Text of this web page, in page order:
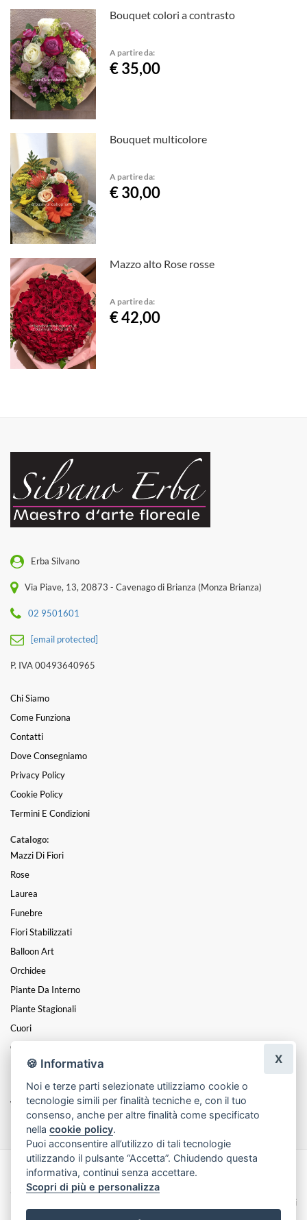
Bouquet colori a contrasto
A partire da:
€ 35,00
Bouquet multicolore
A partire da:
€ 30,00
Mazzo alto Rose rosse
A partire da:
€ 42,00
Erba Silvano
Via Piave, 13, 20873 - Cavenago di Brianza (Monza Brianza)
02 9501601
[email protected]
P. IVA 00493640965
Chi Siamo
Come Funziona
Contatti
Dove Consegniamo
Privacy Policy
Cookie Policy
Termini E Condizioni
Catalogo:
Mazzi Di Fiori
Rose
Laurea
Funebre
Fiori Stabilizzati
Balloon Art
Orchidee
Piante Da Interno
Piante Stagionali
Cuori
Centrotavola
Kokedama E Piante Grasse
Piantine Grasse In Scultura Gesso
Vasi E Altro
Made with byInfoser.it- Realizzazione Siti ecommerce per Fioristi
2026
Termini e Condizioni
🍪 Informativa
Noi e terze parti selezionate utilizziamo cookie o
tecnologie simili per finalità tecniche e, con il tuo
consenso, anche per altre finalità come specificato
nellacookie policy.
Puoi acconsentire all’utilizzo di tali tecnologie
utilizzando il pulsante “Accetta”. Chiudendo questa
informativa, continui senza accettare.
Scopri di più e personalizza
X